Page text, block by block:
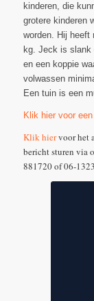
kinderen, die
grotere kinderen
worden. Hij heeft
kg. Jeck is slank
en een koppie
volwassen
Een tuin is een
Klik hier voor
Klik hiervoor het
bericht sturen via
881720 of 06-